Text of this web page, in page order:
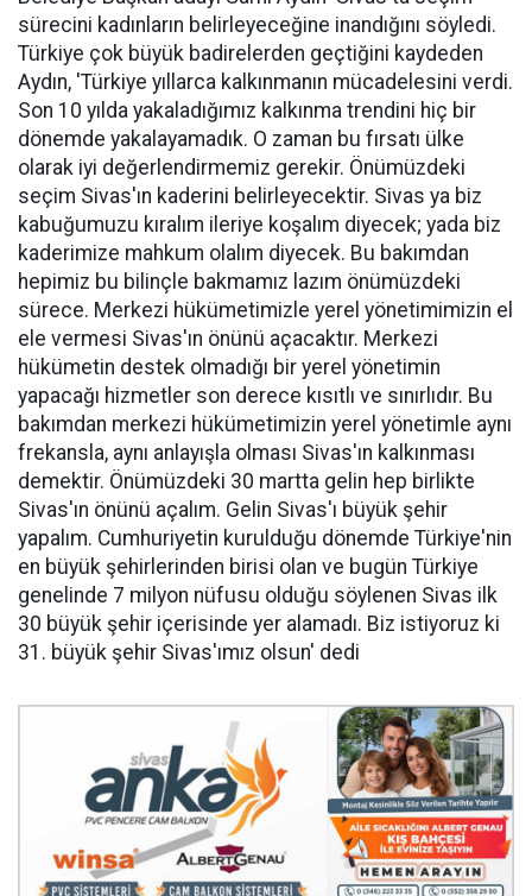
sürecini kadınların belirleyeceğine inandığını söyledi.
Türkiye çok büyük badirelerden geçtiğini kaydeden
Aydın, 'Türkiye yıllarca kalkınmanın mücadelesini verdi.
Son 10 yılda yakaladığımız kalkınma trendini hiç bir
dönemde yakalayamadık. O zaman bu fırsatı ülke
olarak iyi değerlendirmemiz gerekir. Önümüzdeki
seçim Sivas'ın kaderini belirleyecektir. Sivas ya biz
kabuğumuzu kıralım ileriye koşalım diyecek; yada biz
kaderimize mahkum olalım diyecek. Bu bakımdan
hepimiz bu bilinçle bakmamız lazım önümüzdeki
sürece. Merkezi hükümetimizle yerel yönetimimizin el
ele vermesi Sivas'ın önünü açacaktır. Merkezi
hükümetin destek olmadığı bir yerel yönetimin
yapacağı hizmetler son derece kısıtlı ve sınırlıdır. Bu
bakımdan merkezi hükümetimizin yerel yönetimle aynı
frekansla, aynı anlayışla olması Sivas'ın kalkınması
demektir. Önümüzdeki 30 martta gelin hep birlikte
Sivas'ın önünü açalım. Gelin Sivas'ı büyük şehir
yapalım. Cumhuriyetin kurulduğu dönemde Türkiye'nin
en büyük şehirlerinden birisi olan ve bugün Türkiye
genelinde 7 milyon nüfusu olduğu söylenen Sivas ilk
30 büyük şehir içerisinde yer alamadı. Biz istiyoruz ki
31. büyük şehir Sivas'ımız olsun' dedi